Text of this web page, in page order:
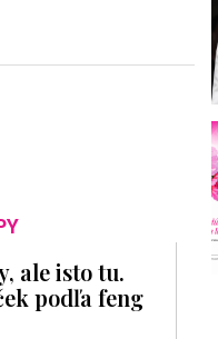
ale isto tu.
podľa feng